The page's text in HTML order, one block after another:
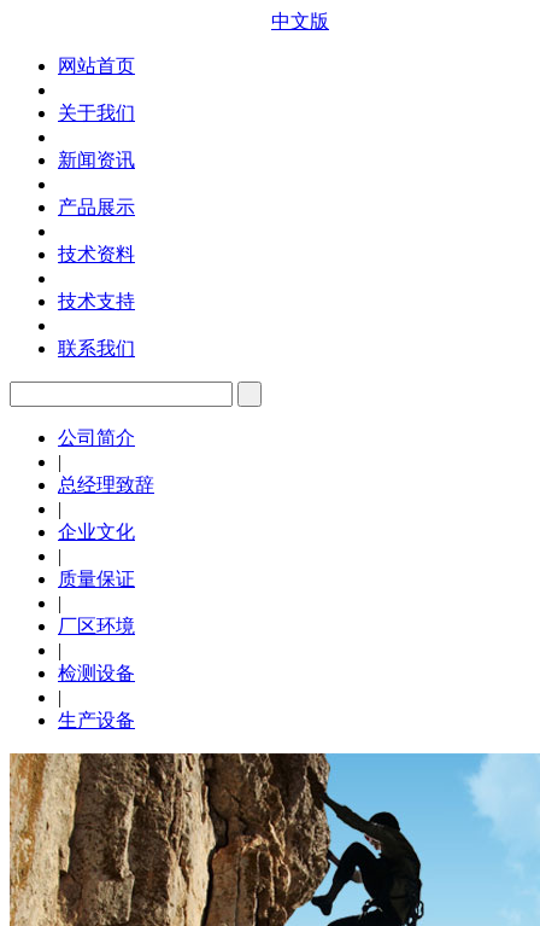
中文版
网站首页
关于我们
新闻资讯
产品展示
技术资料
技术支持
联系我们
公司简介
|
总经理致辞
|
企业文化
|
质量保证
|
厂区环境
|
检测设备
|
生产设备